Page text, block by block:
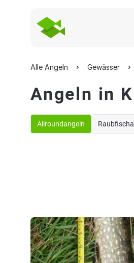
Alle Angeln Gewässer
Angeln in
Allroundangeln